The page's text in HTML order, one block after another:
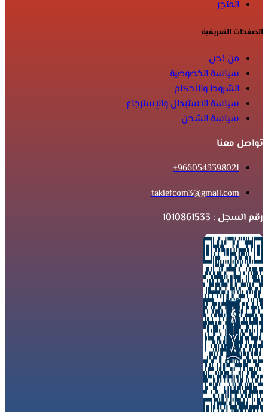
المتجر
الصفحات التعريفية
من نحن
سياسة الخصوصية
الشروط والأحكام
سياسة الاستبدال والإسترجاع
سياسة الشحن
تواصل معنا
9660543398021+
takiefcom3@gmail.com
رقم السجل : 1010861533